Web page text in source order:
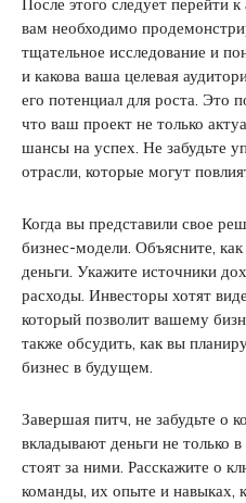
вам необходимо
тщательное исследование и
и какова ваша целевая
его потенциал для роста. Это
что ваш проект не только
шансы на успех. Не забудьте
отрасли, которые могут
Когда вы представили свое
бизнес-модели. Объясните,
деньги. Укажите источники
расходы. Инвесторы хотят
который позволит вашему
также обсудить, как вы
бизнес в будущем.
Завершая питч, не забудьте о
вкладывают деньги не только
стоят за ними. Расскажите о
команды, их опыте и навыках,